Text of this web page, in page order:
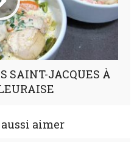
SAINT-JACQUES À
aimer